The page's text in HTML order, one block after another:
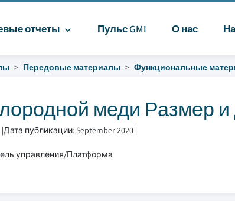
отчеты Пульс GMI О нас
Передовые материалы Функциональные
меди Размер и
|Дата публикации: September 2020 |
управления/Платформа